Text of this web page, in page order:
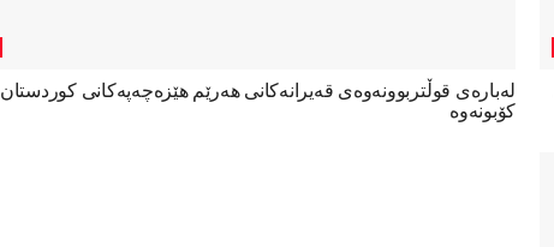
لەبارەی قوڵتربوونەوەی قەیرانەكانی هەرێم هێزەچەپەكانی كوردستان
كۆبونەوە